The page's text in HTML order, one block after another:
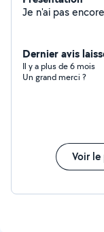
Dernier avis
Il y a plus de 6 mois
Un grand merci ?
Voir